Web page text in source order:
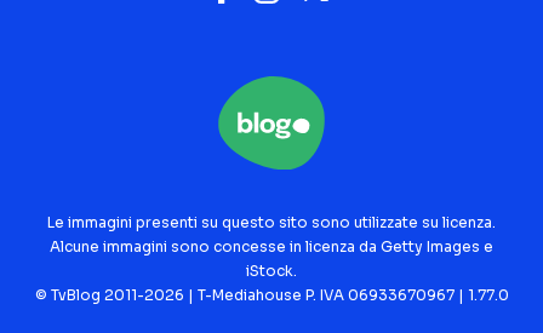
Le immagini presenti su questo sito sono utilizzate su licenza.
Alcune immagini sono concesse in licenza da Getty Images e
iStock.
© TvBlog 2011-2026 | T-Mediahouse P. IVA 06933670967 | 1.77.0